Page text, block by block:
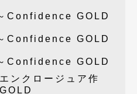
GOLD
GOLD
GOLD
ンクロージュア作